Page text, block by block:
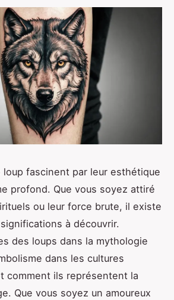
loup fascinent par leur esthétique
profond. Que vous soyez attiré
ou leur force brute, il existe
à découvrir.
des loups dans la mythologie
dans les cultures
comment ils représentent la
Que vous soyez un amoureux